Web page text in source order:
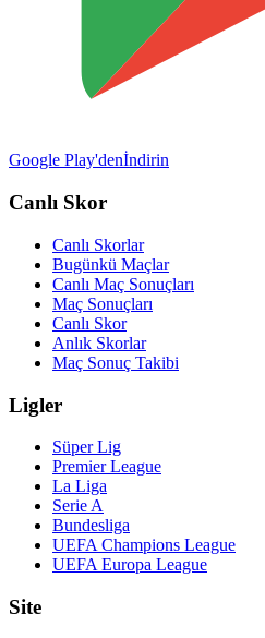
Google Play'denİndirin
Canlı Skor
Canlı Skorlar
Bugünkü Maçlar
Canlı Maç Sonuçları
Maç Sonuçları
Canlı Skor
Anlık Skorlar
Maç Sonuç Takibi
Ligler
Süper Lig
Premier League
La Liga
Serie A
Bundesliga
UEFA Champions League
UEFA Europa League
Site